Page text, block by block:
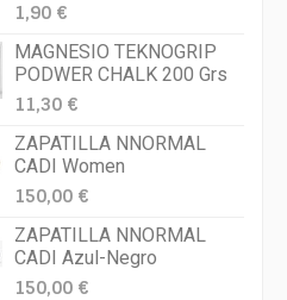
1,90 €
MAGNESIO TEKNOGRIP
PODWER CHALK 200 Grs
11,30 €
ZAPATILLA NNORMAL
CADI Women
150,00 €
ZAPATILLA NNORMAL
CADI Azul-Negro
150,00 €